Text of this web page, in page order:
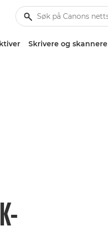
Skrivere og skannere